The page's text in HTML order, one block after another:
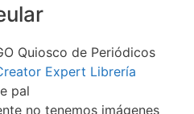
Quiosco de Periódicos
Expert Librería
pal
no tenemos imágenes